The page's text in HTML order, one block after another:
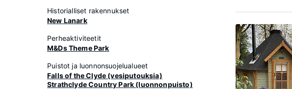
Historialliset rakennukset
New Lanark
Perheaktiviteetit
M&Ds Theme Park
Puistot ja luonnonsuojelualueet
Falls of the Clyde (vesiputouksia)
Strathclyde Country Park (luonnonpuisto)